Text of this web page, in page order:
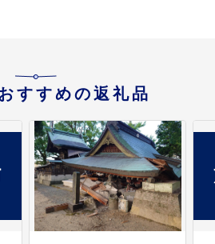
すすめの返礼品